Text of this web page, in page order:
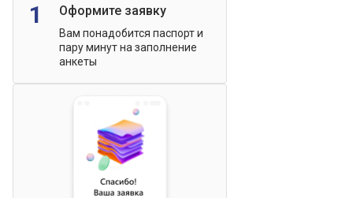
1 Оформите заявку
Вам понадобится паспорт и
пару минут на заполнение
анкеты